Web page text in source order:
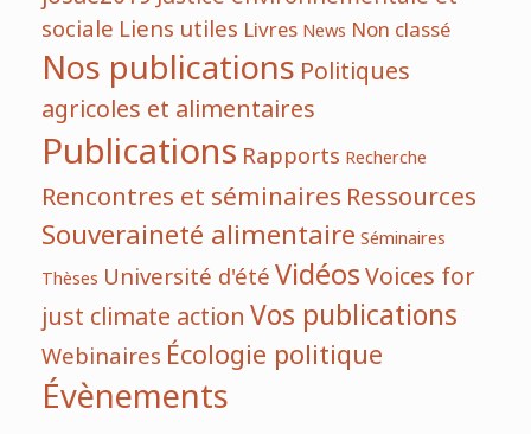
socialeLiens utiles LivresNews Non classé
Nos publicationsPolitiques
agricoles et alimentaires
PublicationsRapportsRecherche
Rencontres et séminairesRessources
Souveraineté alimentaireSéminaires
Thèses Université d'étéVidéosVoices for
just climate actionVos publications
WebinairesÉcologie politique
Évènements